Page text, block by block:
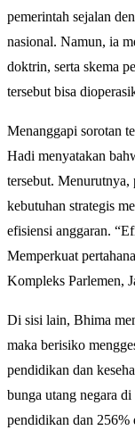
pemerintah sejalan
nasional. Namun, ia
doktrin, serta skema
tersebut bisa
Menanggapi sorotan
Hadi menyatakan
tersebut. Menurutnya,
kebutuhan strategis
efisiensi anggaran.
Memperkuat
Kompleks Parlemen,
Di sisi lain, Bhima
maka berisiko
pendidikan dan
bunga utang negara
pendidikan dan 256%